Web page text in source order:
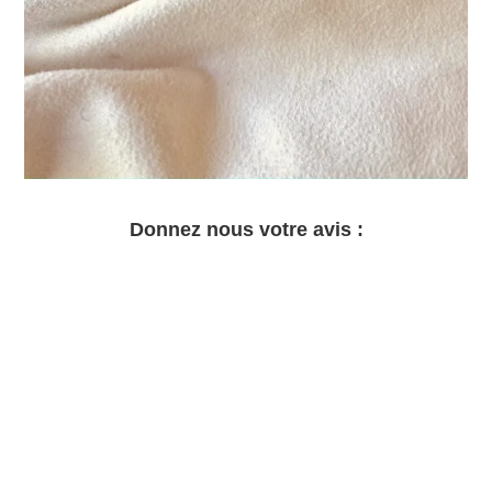
Donnez nous votre avis :